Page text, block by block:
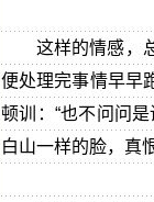
这样的情感，
便处理完事情早早
顿训：“也不问问
白山一样的脸，真